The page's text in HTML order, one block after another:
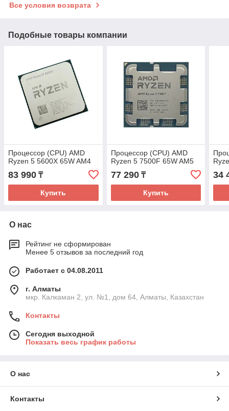
Все условия возврата
Подобные товары компании
Процессор (CPU) AMD
Ryzen 5 5600X 65W AM4
83 990 ₸
Купить
Процессор (CPU) AMD
Ryzen 5 7500F 65W AM5
77 290₸
Купить
34
О нас
Рейтинг не сформирован
Менее 5 отзывов за последний год
Работает с 04.08.2011
г. Алматы
мкр. Калкаман 2, ул. №1, дом 64, Алматы, Казахстан
Контакты
Сегодня выходной
Показать весь график работы
О нас
Контакты